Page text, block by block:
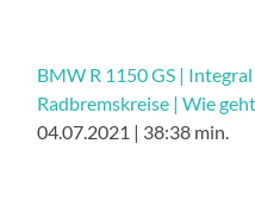
BMW R 1150 GS |
Radbremskreise | Wie
04.07.2021 | 38:38 min.